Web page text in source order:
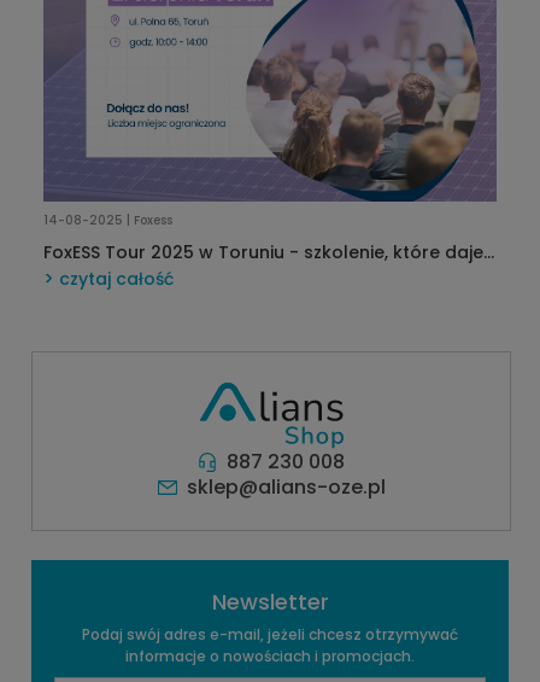
14-08-2025 | Foxess
FoxESS Tour 2025 w Toruniu - szkolenie, które daje
przewagę!
czytaj całość
887 230 008
sklep@alians-oze.pl
Newsletter
Podaj swój adres e-mail, jeżeli chcesz otrzymywać
informacje o nowościach i promocjach.